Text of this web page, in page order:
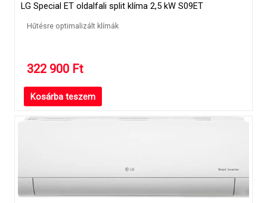
LG Special ET oldalfali split klíma 2,5 kW S09ET
Hűtésre optimalizált klímák
322 900 Ft
Kosárba teszem